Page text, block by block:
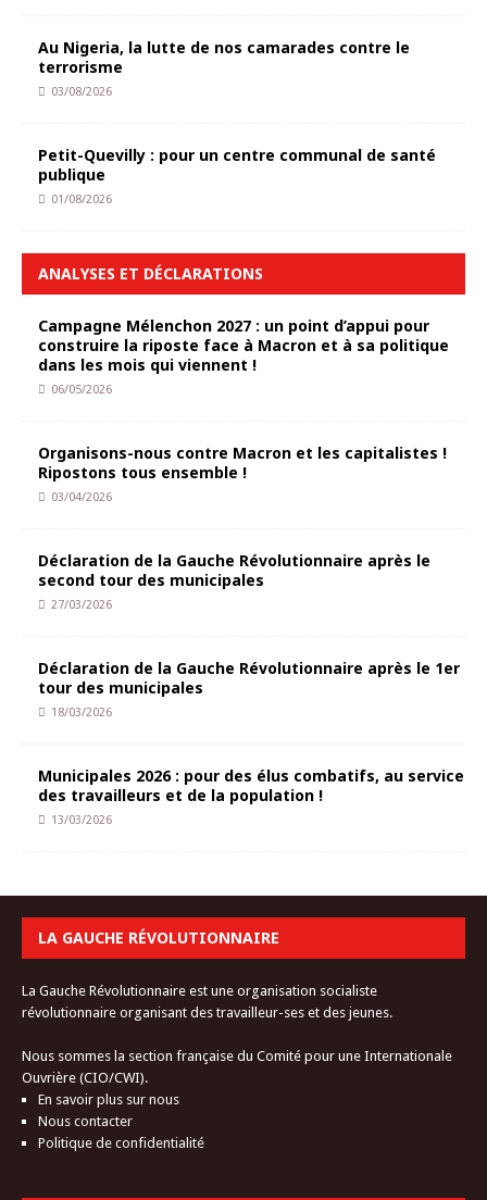
Au Nigeria, la lutte de nos camarades contre le
terrorisme
03/08/2026
Petit-Quevilly : pour un centre communal de santé
publique
01/08/2026
ANALYSES ET DÉCLARATIONS
Campagne Mélenchon 2027 : un point d’appui pour
construire la riposte face à Macron et à sa politique
dans les mois qui viennent !
06/05/2026
Organisons-nous contre Macron et les capitalistes !
Ripostons tous ensemble !
03/04/2026
Déclaration de la Gauche Révolutionnaire après le
second tour des municipales
27/03/2026
Déclaration de la Gauche Révolutionnaire après le 1er
tour des municipales
18/03/2026
Municipales 2026 : pour des élus combatifs, au service
des travailleurs et de la population !
13/03/2026
LA GAUCHE RÉVOLUTIONNAIRE
La Gauche Révolutionnaire est une organisation socialiste
révolutionnaire organisant des travailleur-ses et des jeunes.
Nous sommes la section française du Comité pour une Internationale
Ouvrière (CIO/CWI).
En savoir plus sur nous
Nous contacter
Politique de confidentialité